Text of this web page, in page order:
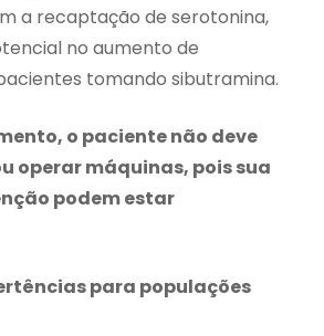
a recaptação de serotonina,
no aumento de
tomando sibutramina.
o paciente não deve
operar máquinas, pois sua
podem estar
para populações